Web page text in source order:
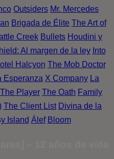
Outsiders Mr. Mercedes
Brigada de Élite The Art of
Creek Bullets Houdini y
Al margen de la ley Into
Halcyon The Mob Doctor
Esperanza X Company La
The Player The Oath Family
The Client List Divina de la
Island Álef Bloom